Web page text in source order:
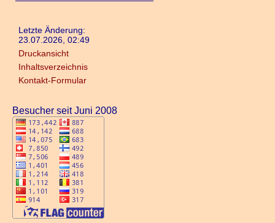
Letzte Änderung:
23.07.2026, 02:49
Druckansicht
Inhaltsverzeichnis
Kontakt-Formular
Besucher seit Juni 2008